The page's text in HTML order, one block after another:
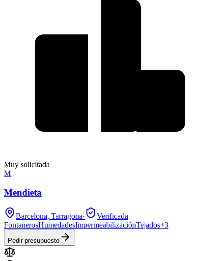
Muy solicitada
M
Mendieta
Barcelona, Tarragona·
Verificada
FontanerosHumedadesImpermeabilizaciónTejados+3
Pedir presupuesto